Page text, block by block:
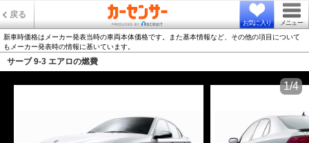
戻る
お気に入り メニュー
新車時価格はメーカー発表当時の車両本体価格です。また基本情報など、その他の項目について
もメーカー発表時の情報に基いています。
サーブ 9-3 エアロの燃費
1/4